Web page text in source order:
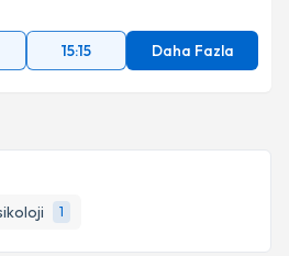
1
15:15 Daha Fazla